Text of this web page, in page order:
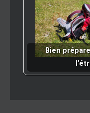
Bien